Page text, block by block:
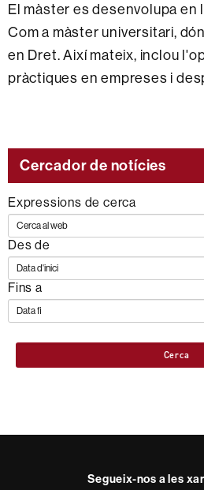
El màster es desenvolupa en
Com a màster universitari,
en Dret. Així mateix, inclou
pràctiques en empreses i
Cercador de notícies
Expressions de cerca
Des de
Fins a
Cerca
Segueix-nos a les